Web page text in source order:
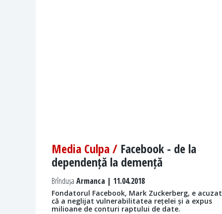
Media Culpa / Facebook - de la
dependență la demență
Brîndușa Armanca | 11.04.2018
Fondatorul Facebook, Mark Zuckerberg, e acuzat
că a neglijat vulnerabilitatea rețelei și a expus
milioane de conturi raptului de date.